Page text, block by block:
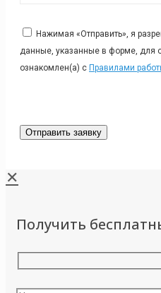
Нажимая «Отправить», я
данные, указанные в форме, для
ознакомлен(а) с Правилами
✕
Получить